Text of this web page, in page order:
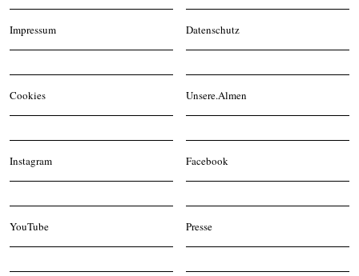
Impressum Datenschutz
Cookies Unsere.Almen
Instagram Facebook
YouTube Presse